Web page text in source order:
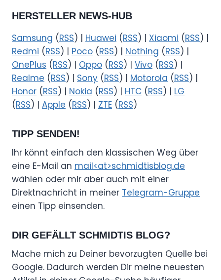
HERSTELLER NEWS-HUB
Samsung (RSS) | Huawei (RSS) | Xiaomi (RSS) |
Redmi (RSS) | Poco (RSS) | Nothing (RSS) |
OnePlus (RSS) | Oppo (RSS) | Vivo (RSS) |
Realme (RSS) | Sony (RSS) | Motorola (RSS) |
Honor (RSS) | Nokia (RSS) | HTC (RSS) | LG
(RSS) | Apple (RSS) | ZTE (RSS)
TIPP SENDEN!
Ihr könnt einfach den klassischen Weg über
eine E-Mail an mail<at>schmidtisblog.de
wählen oder mir aber auch mit einer
Direktnachricht in meiner Telegram-Gruppe
einen Tipp einsenden.
DIR GEFÄLLT SCHMIDTIS BLOG?
Mache mich zu Deiner bevorzugten Quelle bei
Google. Dadurch werden Dir meine neuesten